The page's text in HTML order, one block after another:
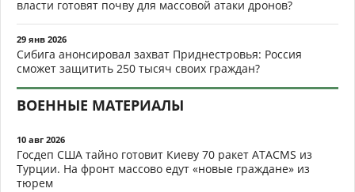
власти готовят почву для массовой атаки дронов?
29 янв 2026
Сибига анонсировал захват Приднестровья: Россия
сможет защитить 250 тысяч своих граждан?
ВОЕННЫЕ МАТЕРИАЛЫ
10 авг 2026
Госдеп США тайно готовит Киеву 70 ракет ATACMS из
Турции. На фронт массово едут «новые граждане» из
тюрем